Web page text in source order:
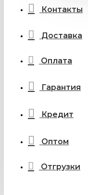
Контакты
Доставка
Оплата
Гарантия
Кредит
Оптом
Отгрузки